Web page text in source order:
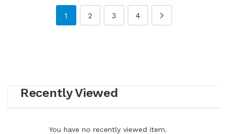
1 2 3 4
Recently Viewed
You have no recently viewed item.